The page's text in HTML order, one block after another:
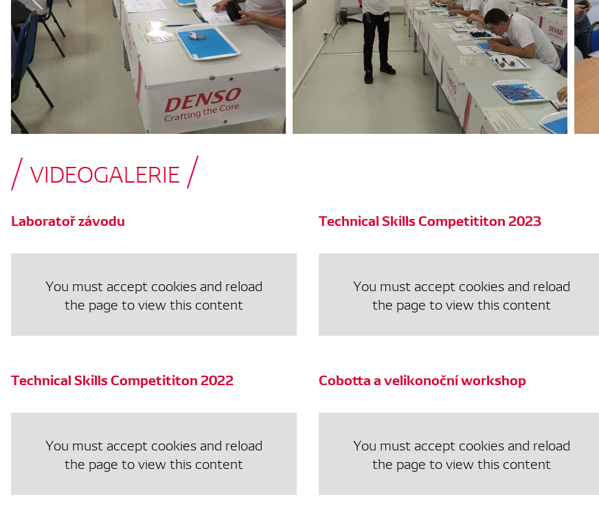
VIDEOGALERIE
Laboratoř závodu
You must accept cookies and reload
the page to view this content
Technical Skills Competititon 2023
You must accept cookies and reload
the page to view this content
Technical Skills Competititon 2022
You must accept cookies and reload
the page to view this content
Cobotta a velikonoční workshop
You must accept cookies and reload
the page to view this content